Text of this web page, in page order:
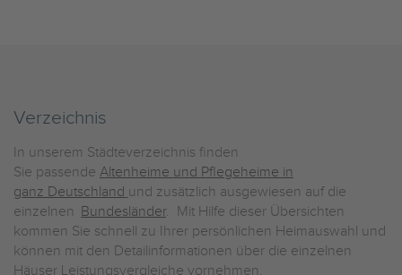
Verzeichnis
In unserem Städteverzeichnis finden
Sie passende Altenheime und Pflegeheime in
ganz Deutschland und zusätzlich ausgewiesen auf die
einzelnen Bundesländer. Mit Hilfe dieser Übersichten
kommen Sie schnell zu Ihrer persönlichen Heimauswahl und
können mit den Detailinformationen über die einzelnen
Häuser Leistungsvergleiche vornehmen.